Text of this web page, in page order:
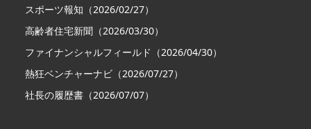
スポーツ報知（2026/02/27）
高齢者住宅新聞（2026/03/30）
ファイナンシャルフィールド（2026/04/30）
熱狂ベンチャーナビ（2026/07/27）
社長の履歴書（2026/07/07）